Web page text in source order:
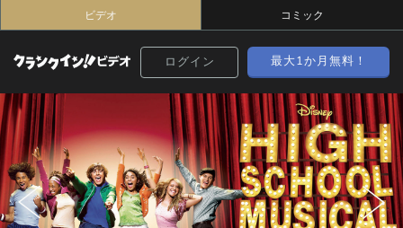
ビデオ コミック
ログイン 最大1か月無料！